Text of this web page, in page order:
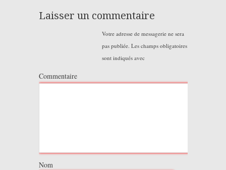
Laisser un commentaire
Votre adresse de messagerie ne sera
pas publiée. Les champs obligatoires
sont indiqués avec
Commentaire
Nom